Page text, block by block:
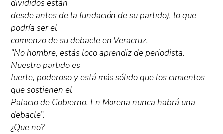
divididos están
desde antes de la fundación de su partido), lo que
podría ser el
comienzo de su debacle en Veracruz.
“No hombre, estás loco aprendiz de periodista.
Nuestro partido es
fuerte, poderoso y está más sólido que los cimientos
que sostienen el
Palacio de Gobierno. En Morena nunca habrá una
debacle”.
¿Que no?